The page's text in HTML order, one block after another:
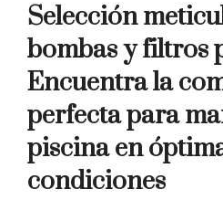
Selección
bombas y filtros
Encuentra la
perfecta para
piscina en
condiciones